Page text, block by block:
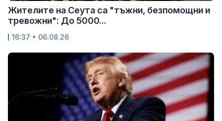
Жителите на Сеута са "тъжни, безпомощни и
тревожни": До 5000...
16:37 • 06.08.26